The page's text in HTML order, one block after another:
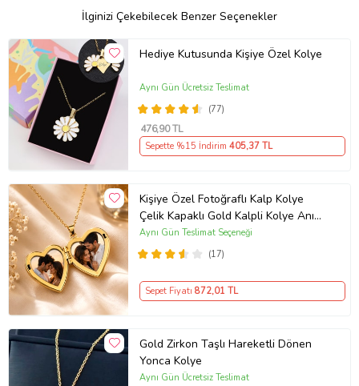
İlginizi Çekebilecek Benzer Seçenekler
Hediye Kutusunda Kişiye Özel Kolye
(77)
Aynı Gün Ücretsiz Teslimat
476,90 TL
Sepette %15 İndirim 405,37 TL
Kişiye Özel Fotoğraflı Kalp Kolye
Çelik Kapaklı Gold Kalpli Kolye Anı
Kolyesi Kalp Kolye Resimli Kolye –
Açılır Kapaklı Romantik Gold
(17)
Aynı Gün Teslimat Seçeneği
Sepet Fiyatı 872,01 TL
Gold Zirkon Taşlı Hareketli Dönen
Yonca Kolye
Aynı Gün Ücretsiz Teslimat